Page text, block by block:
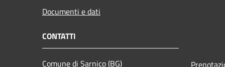
Documenti e dati
CONTATTI
Comune di Sarnico (BG)